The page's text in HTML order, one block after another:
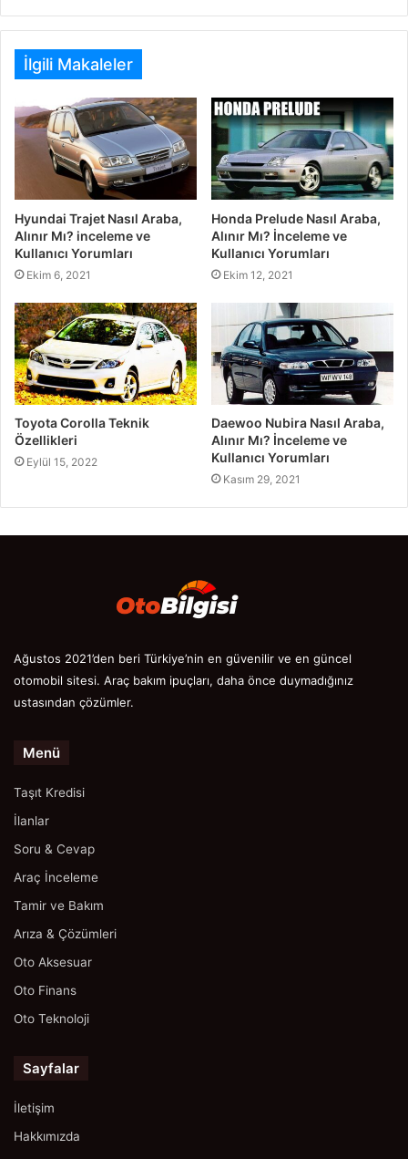
İlgili Makaleler
Hyundai Trajet Nasıl Araba,
Alınır Mı? inceleme ve
Kullanıcı Yorumları
Ekim 6, 2021
Honda Prelude Nasıl Araba,
Alınır Mı? İnceleme ve
Kullanıcı Yorumları
Ekim 12, 2021
Toyota Corolla Teknik
Özellikleri
Eylül 15, 2022
Daewoo Nubira Nasıl Araba,
Alınır Mı? İnceleme ve
Kullanıcı Yorumları
Kasım 29, 2021
Ağustos 2021’den beri Türkiye’nin en güvenilir ve en güncel
otomobil sitesi. Araç bakım ipuçları, daha önce duymadığınız
ustasından çözümler.
Menü
Taşıt Kredisi
İlanlar
Soru & Cevap
Araç İnceleme
Tamir ve Bakım
Arıza & Çözümleri
Oto Aksesuar
Oto Finans
Oto Teknoloji
Sayfalar
İletişim
Hakkımızda